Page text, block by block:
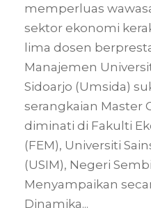
memperluas
sektor ekonomi
lima dosen
Manajemen
Sidoarjo (Umsida)
serangkaian Master
diminati di Fakulti
(FEM), Universiti
(USIM), Negeri
Menyampaikan
Dinamika...